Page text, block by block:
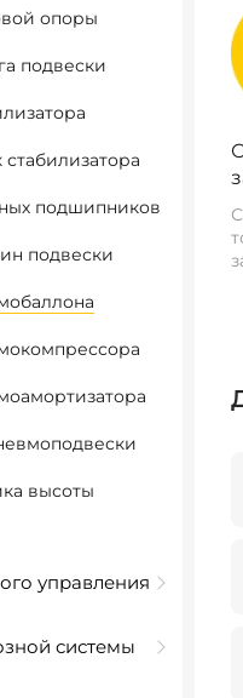
опоры
подвески
подшипников
подвески
высоты
управления
системы